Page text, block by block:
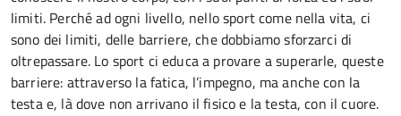
limiti. Perché ad ogni livello, nello sport come nella vita, ci
sono dei limiti, delle barriere, che dobbiamo sforzarci di
oltrepassare. Lo sport ci educa a provare a superarle, queste
barriere: attraverso la fatica, l’impegno, ma anche con la
testa e, là dove non arrivano il fisico e la testa, con il cuore.